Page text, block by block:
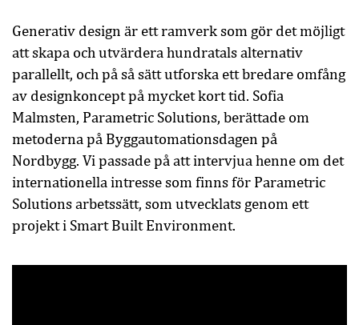
Generativ design är ett ramverk som gör det möjligt
att skapa och utvärdera hundratals alternativ
parallellt, och på så sätt utforska ett bredare omfång
av designkoncept på mycket kort tid. Sofia
Malmsten, Parametric Solutions, berättade om
metoderna på Byggautomationsdagen på
Nordbygg. Vi passade på att intervjua henne om det
internationella intresse som finns för Parametric
Solutions arbetssätt, som utvecklats genom ett
projekt i Smart Built Environment.